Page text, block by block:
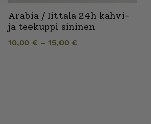
Arabia / Iittala 24h kahvi-
ja teekuppi sininen
10,00 €– 15,00 €